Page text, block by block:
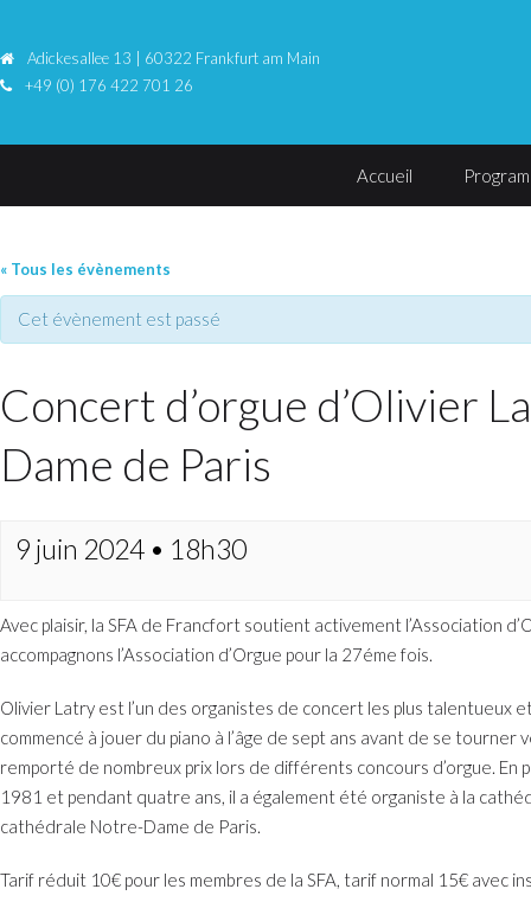
Adickesallee 13 | 60322 Frankfurt am Main
+49 (0) 176 422 701 26
Accueil
« Tous les évènements
Cet évènement est passé
Concert d’orgue d’Olivier
Dame de Paris
9 juin 2024 • 18h30
Avec plaisir, la SFA de Francfort soutient activement l’Association
accompagnons l’Association d’Orgue pour la 27éme fois.
Olivier Latry est l’un des organistes de concert les plus talentueux
commencé à jouer du piano à l’âge de sept ans avant de se
remporté de nombreux prix lors de différents concours d’orgue. En
1981 et pendant quatre ans, il a également été organiste à la
cathédrale Notre-Dame de Paris.
Tarif réduit 10€ pour les membres de la SFA, tarif normal 15€ avec